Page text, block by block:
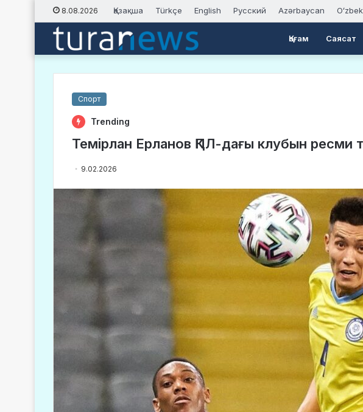
8.08.2026 Қазақша Türkçe English Русский Azərbaycan
Қоғам Саясат
Спорт
Trending
Темірлан Ерланов ҚПЛ-дағы клубын ресми
9.02.2026